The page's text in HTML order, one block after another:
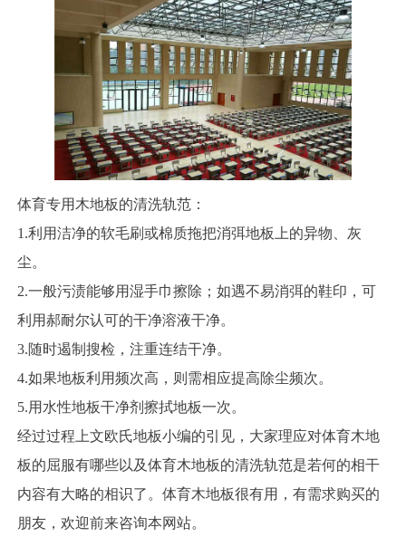
体育专用木地板的清洗轨范：
1.利用洁净的软毛刷或棉质拖把消弭地板上的异物、灰
尘。
2.一般污渍能够用湿手巾擦除；如遇不易消弭的鞋印，可
利用郝耐尔认可的干净溶液干净。
3.随时遏制搜检，注重连结干净。
4.如果地板利用频次高，则需相应提高除尘频次。
5.用水性地板干净剂擦拭地板一次。
经过过程上文欧氏地板小编的引见，大家理应对体育木地
板的屈服有哪些以及体育木地板的清洗轨范是若何的相干
内容有大略的相识了。体育木地板很有用，有需求购买的
朋友，欢迎前来咨询本网站。